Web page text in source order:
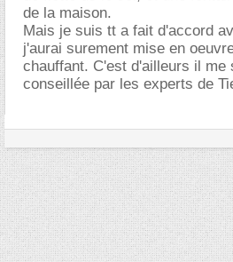
de la maison.
Mais je suis tt a fait d'accord
j'aurai surement mise en
chauffant. C'est d'ailleurs il me
conseillée par les experts de